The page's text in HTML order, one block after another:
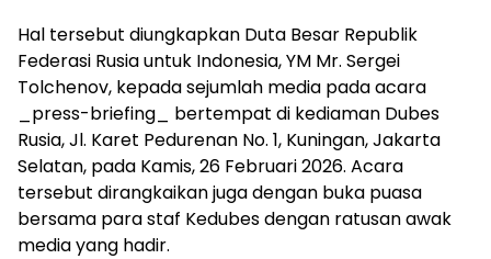
Hal tersebut diungkapkan Duta Besar Republik
Federasi Rusia untuk Indonesia, YM Mr. Sergei
Tolchenov, kepada sejumlah media pada acara
_press-briefing_ bertempat di kediaman Dubes
Rusia, Jl. Karet Pedurenan No. 1, Kuningan, Jakarta
Selatan, pada Kamis, 26 Februari 2026. Acara
tersebut dirangkaikan juga dengan buka puasa
bersama para staf Kedubes dengan ratusan awak
media yang hadir.